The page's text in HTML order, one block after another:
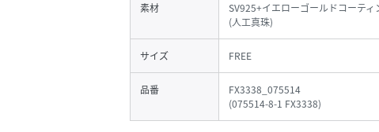
素材
SV925+イエローゴールドコーテ
(人工真珠)
サイズ FREE
品番
FX3338_075514
(075514-8-1 FX3338)